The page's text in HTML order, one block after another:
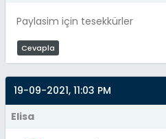
Paylasim için tesekkürler
Cevapla
19-09-2021, 11:03 PM
Elisa